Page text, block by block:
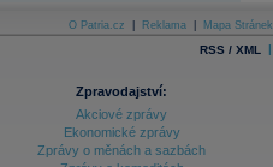
O Patria.cz Reklama Mapa Stránek
RSS / XML |
Zpravodajství:
Akciové zprávy
Ekonomické zprávy
Zprávy o měnách a sazbách